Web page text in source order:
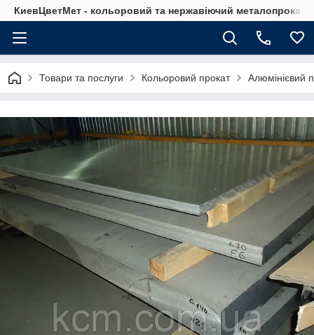
КиевЦветМет - кольоровий та нержавіючий металопрокат.
Товари та послуги Кольоровий прокат Алюмінієвий